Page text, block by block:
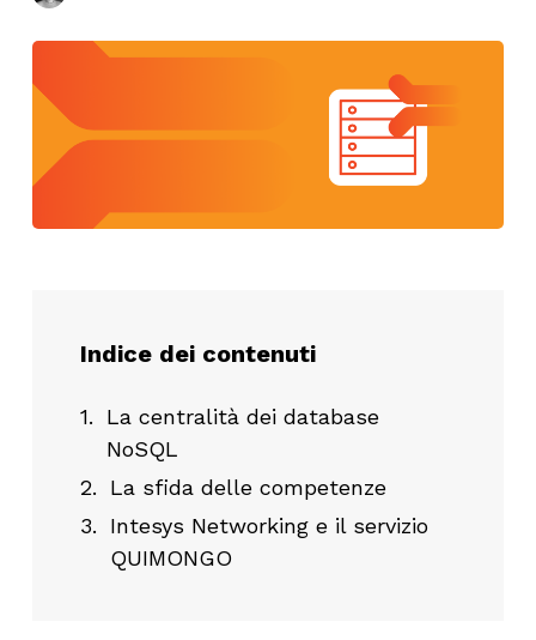
Indice dei contenuti
La centralità dei database
NoSQL
La sfida delle competenze
Intesys Networking e il servizio
QUIMONGO